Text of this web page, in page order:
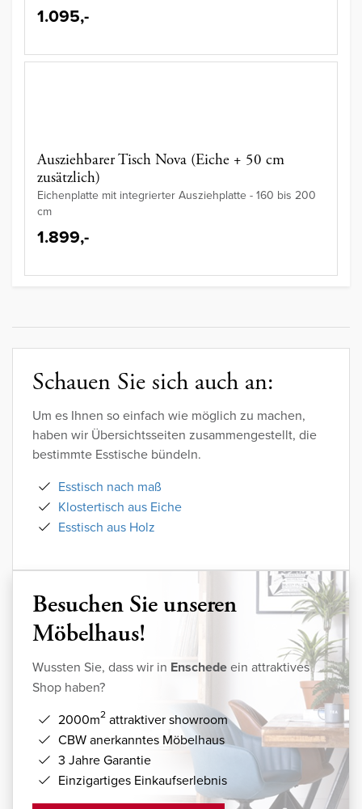
1.095,-
Ausziehbarer Tisch Nova (Eiche + 50 cm
zusätzlich)
Eichenplatte mit integrierter Ausziehplatte - 160 bis 200
cm
1.899,-
Schauen Sie sich auch an:
Um es Ihnen so einfach wie möglich zu machen,
haben wir Übersichtsseiten zusammengestellt, die
bestimmte Esstische bündeln.
Esstisch nach maß
Klostertisch aus Eiche
Esstisch aus Holz
Besuchen Sie unseren
Möbelhaus!
Wussten Sie, dass wir in Enschedeein attraktives
Shop haben?
2000m2 attraktiver showroom
CBW anerkanntes Möbelhaus
3 Jahre Garantie
Einzigartiges Einkaufserlebnis